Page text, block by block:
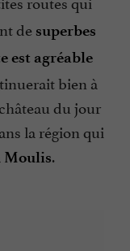
de superbes
est agréable
bien à
du jour
la région qui
.